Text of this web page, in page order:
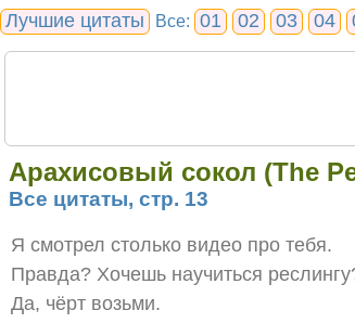
Лучшие цитаты Все: 01 02 03 04
Арахисовый сокол (The
Все цитаты, стр. 13
Я смотрел столько видео про тебя.
Правда? Хочешь научиться
Да, чёрт возьми.